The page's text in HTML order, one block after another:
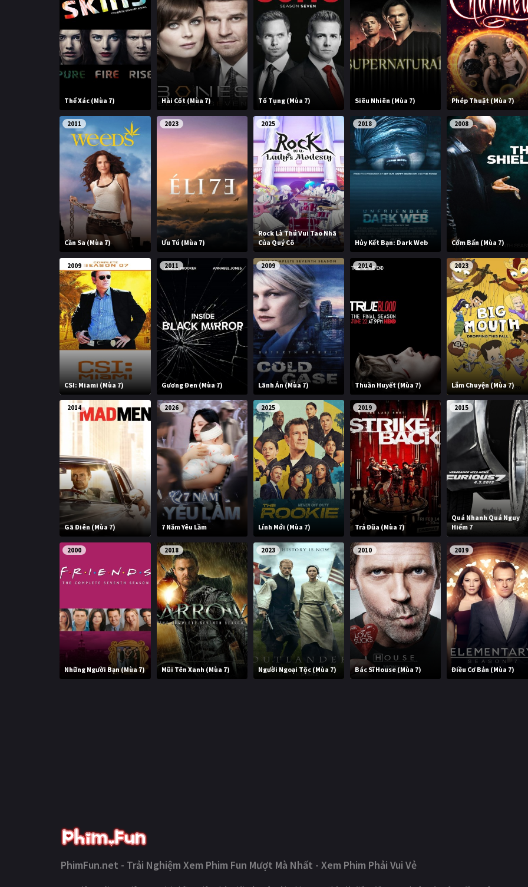
Thể Xác (Mùa 7) Hài Cốt (Mùa 7) Tố Tụng (Mùa 7) Siêu Nhiên (Mùa 7) Phép Thuật (Mùa 7)
2011
Cần Sa (Mùa 7)
2023
Ưu Tú (Mùa 7)
2025
Rock Là Thú Vui Tao Nhã
Của Quý Cô
2018
Hủy Kết Bạn: Dark Web
2008
Cớm Bẩn (Mùa 7)
2009
CSI: Miami (Mùa 7)
2011
Gương Đen (Mùa 7)
2009
Lãnh Án (Mùa 7)
2014
Thuần Huyết (Mùa 7)
2023
Lắm Chuyện (Mùa 7)
2014
Gã Điên (Mùa 7)
2026
7 Năm Yêu Lầm
2025
Lính Mới (Mùa 7)
2019
Trả Đũa (Mùa 7)
2015
Quá Nhanh Quá Nguy
Hiểm 7
2000
Những Người Bạn (Mùa 7)
2018
Mũi Tên Xanh (Mùa 7)
2023
Người Ngoại Tộc (Mùa 7)
2010
Bác Sĩ House (Mùa 7)
2019
Điều Cơ Bản (Mùa 7)
PhimFun.net - Trải Nghiệm Xem Phim Fun Mượt Mà Nhất - Xem Phim Phải Vui Vẻ